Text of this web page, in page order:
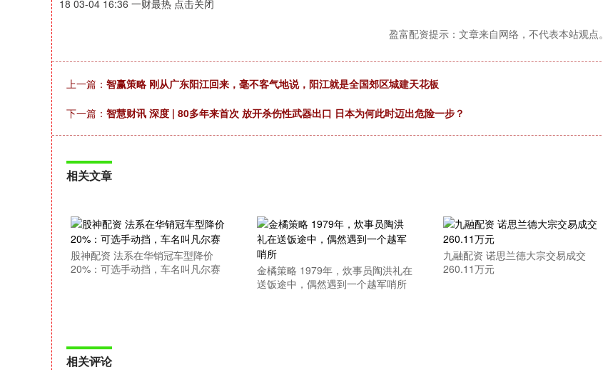
18 03-04 16:36 一财最热 点击关闭
盈富配资提示：文章来自网络，不代表本站观点。
上一篇： 智赢策略 刚从广东阳江回来，毫不客气地说，阳江就是全国郊区城建天花板
下一篇： 智慧财讯 深度 | 80多年来首次 放开杀伤性武器出口 日本为何此时迈出危险一步？
相关文章
股神配资 法系在华销冠车型降价
20%：可选手动挡，车名叫凡尔赛
金橘策略 1979年，炊事员陶洪礼在
送饭途中，偶然遇到一个越军哨所
九融配资 诺思兰德大宗交易成交
260.11万元
相关评论